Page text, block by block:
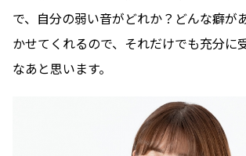
で、自分の弱い音がどれか？どんな癖が
かせてくれるので、それだけでも充分に
なあと思います。